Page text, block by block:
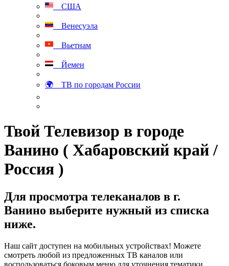
США
Венесуэла
Вьетнам
Йемен
🌍 ТВ по городам России
Твой Телевизор в городе
Ванино ( Хабаровский край /
Россия )
Для просмотра телеканалов в г.
Ванино выберите нужный из списка
ниже.
Наш сайт доступен на мобильных устройствах! Можете
смотреть любой из предложенных ТВ каналов или
воспользоваться боковым меню для уточнения тематики